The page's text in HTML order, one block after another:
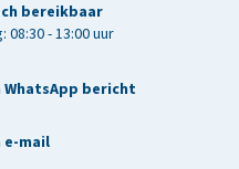
bereikbaar
- 13:00 uur
WhatsApp bericht
e-mail